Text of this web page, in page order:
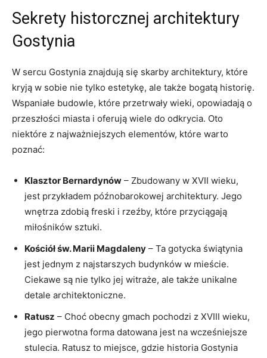
Sekrety historcznej architektury
Gostynia
W sercu ⁤Gostynia znajdują się skarby architektury,‍ które
kryją w sobie‌ nie tylko estetykę, ale także bogatą‍ historię.
Wspaniałe budowle, które przetrwały wieki, opowiadają o
przeszłości miasta i oferują wiele do odkrycia. Oto
niektóre z najważniejszych elementów, które warto
poznać:
Klasztor Bernardynów – Zbudowany w XVII wieku,⁣
jest przykładem późnobarokowej architektury. Jego
wnętrza ‍zdobią freski i rzeźby, które przyciągają
miłośników sztuki.
Kościół św. Marii Magdaleny – Ta gotycka świątynia
jest jednym z najstarszych ⁣budynków w mieście.
Ciekawe są nie tylko jej witraże, ale także unikalne
⁤detale ⁢architektoniczne.
Ratusz – Choć obecny gmach pochodzi ​z XVIII wieku,
jego pierwotna forma⁤ datowana jest⁤ na wcześniejsze
stulecia. Ratusz to miejsce, gdzie historia Gostynia